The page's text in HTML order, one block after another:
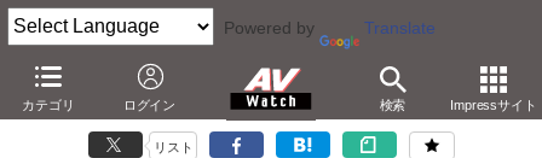
Powered by Translate
カテゴリ ログイン 検索 Impressサイト
サエク、米CamelotのPCオーディオ向けUSBケーブル「Camelot USB
Plus」
リスト